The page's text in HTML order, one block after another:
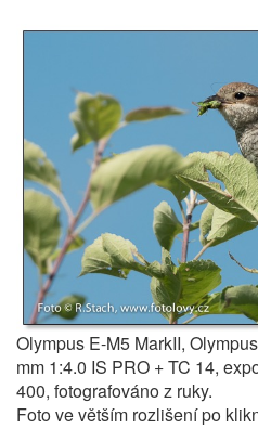
Olympus E-M5 MarkII,
mm 1:4.0 IS PRO + TC 14,
400, fotografováno z ruky.
Foto ve větším rozlišení po